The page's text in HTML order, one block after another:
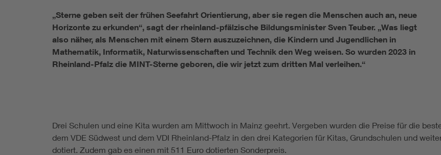
„Sterne geben seit der frühen Seefahrt Orientierung, aber sie regen die Menschen auch an, neue
Horizonte zu erkunden“, sagt der rheinland-pfälzische Bildungsminister Sven Teuber. „Was liegt
also näher, als Menschen mit einem Stern auszuzeichnen, die Kindern und Jugendlichen in
Mathematik, Informatik, Naturwissenschaften und Technik den Weg weisen. So wurden 2023 in
Rheinland-Pfalz die MINT-Sterne geboren, die wir jetzt zum dritten Mal verleihen.“
Drei Schulen und eine Kita wurden am Mittwoch in Mainz geehrt. Vergeben wurden die Preise für die
dem VDE Südwest und dem VDI Rheinland-Pfalz in den drei Kategorien für Kitas, Grundschulen und
dotiert. Zudem gab es einen mit 511 Euro dotierten Sonderpreis.